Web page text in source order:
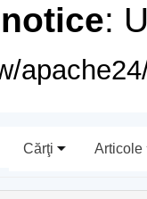
:
Cărţi Articole